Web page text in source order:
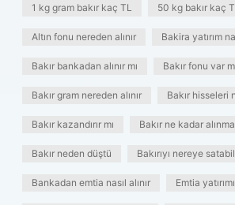
1 kg gram bakır kaç TL 50 kg bakır kaç
Altın fonu nereden alınır Bakira yatırım
Bakır bankadan alınır mı Bakır fonu var
Bakır gram nereden alınır Bakır hisseleri
Bakır kazandırır mı Bakır ne kadar
Bakır neden düştü Bakırıyı nereye
Bankadan emtia nasıl alınır Emtia